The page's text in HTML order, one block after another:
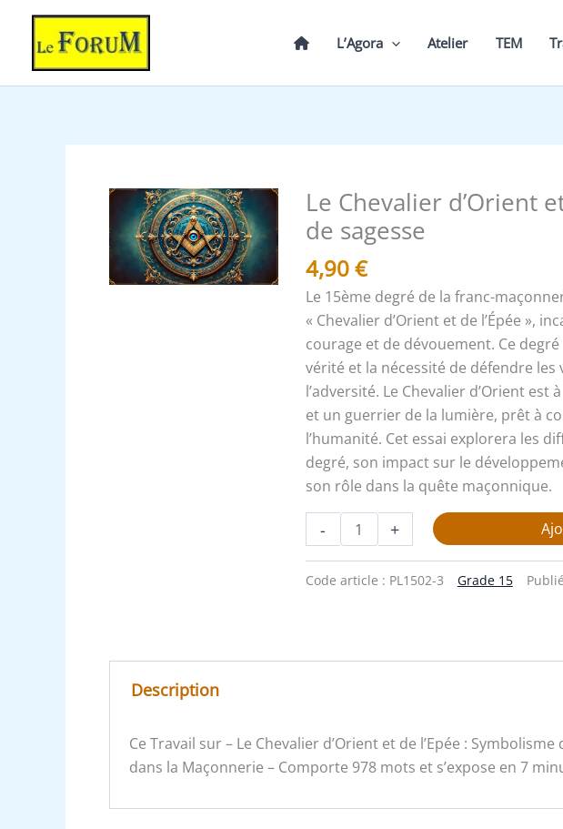
contenu
L’Agora Atelier TEM
Le Chevalier d’Orient
de sagesse
4,90€
Le 15ème degré de la franc-
« Chevalier d’Orient et de l’Épée »,
courage et de dévouement. Ce
vérité et la nécessité de défendre les
l’adversité. Le Chevalier d’Orient
et un guerrier de la lumière, prêt à
l’humanité. Cet essai explorera les
degré, son impact sur le
son rôle dans la quête maçonnique.
-
quantité
de
Chevalier
d'Orient
et
de
l'Epée,
un
idéal
de
sagesse
+
Code article : PL1502-3 Grade 15
Description
Ce Travail sur – Le Chevalier d’Orient et de l’Epée :
dans la Maçonnerie – Comporte 978 mots et s’expose en 7